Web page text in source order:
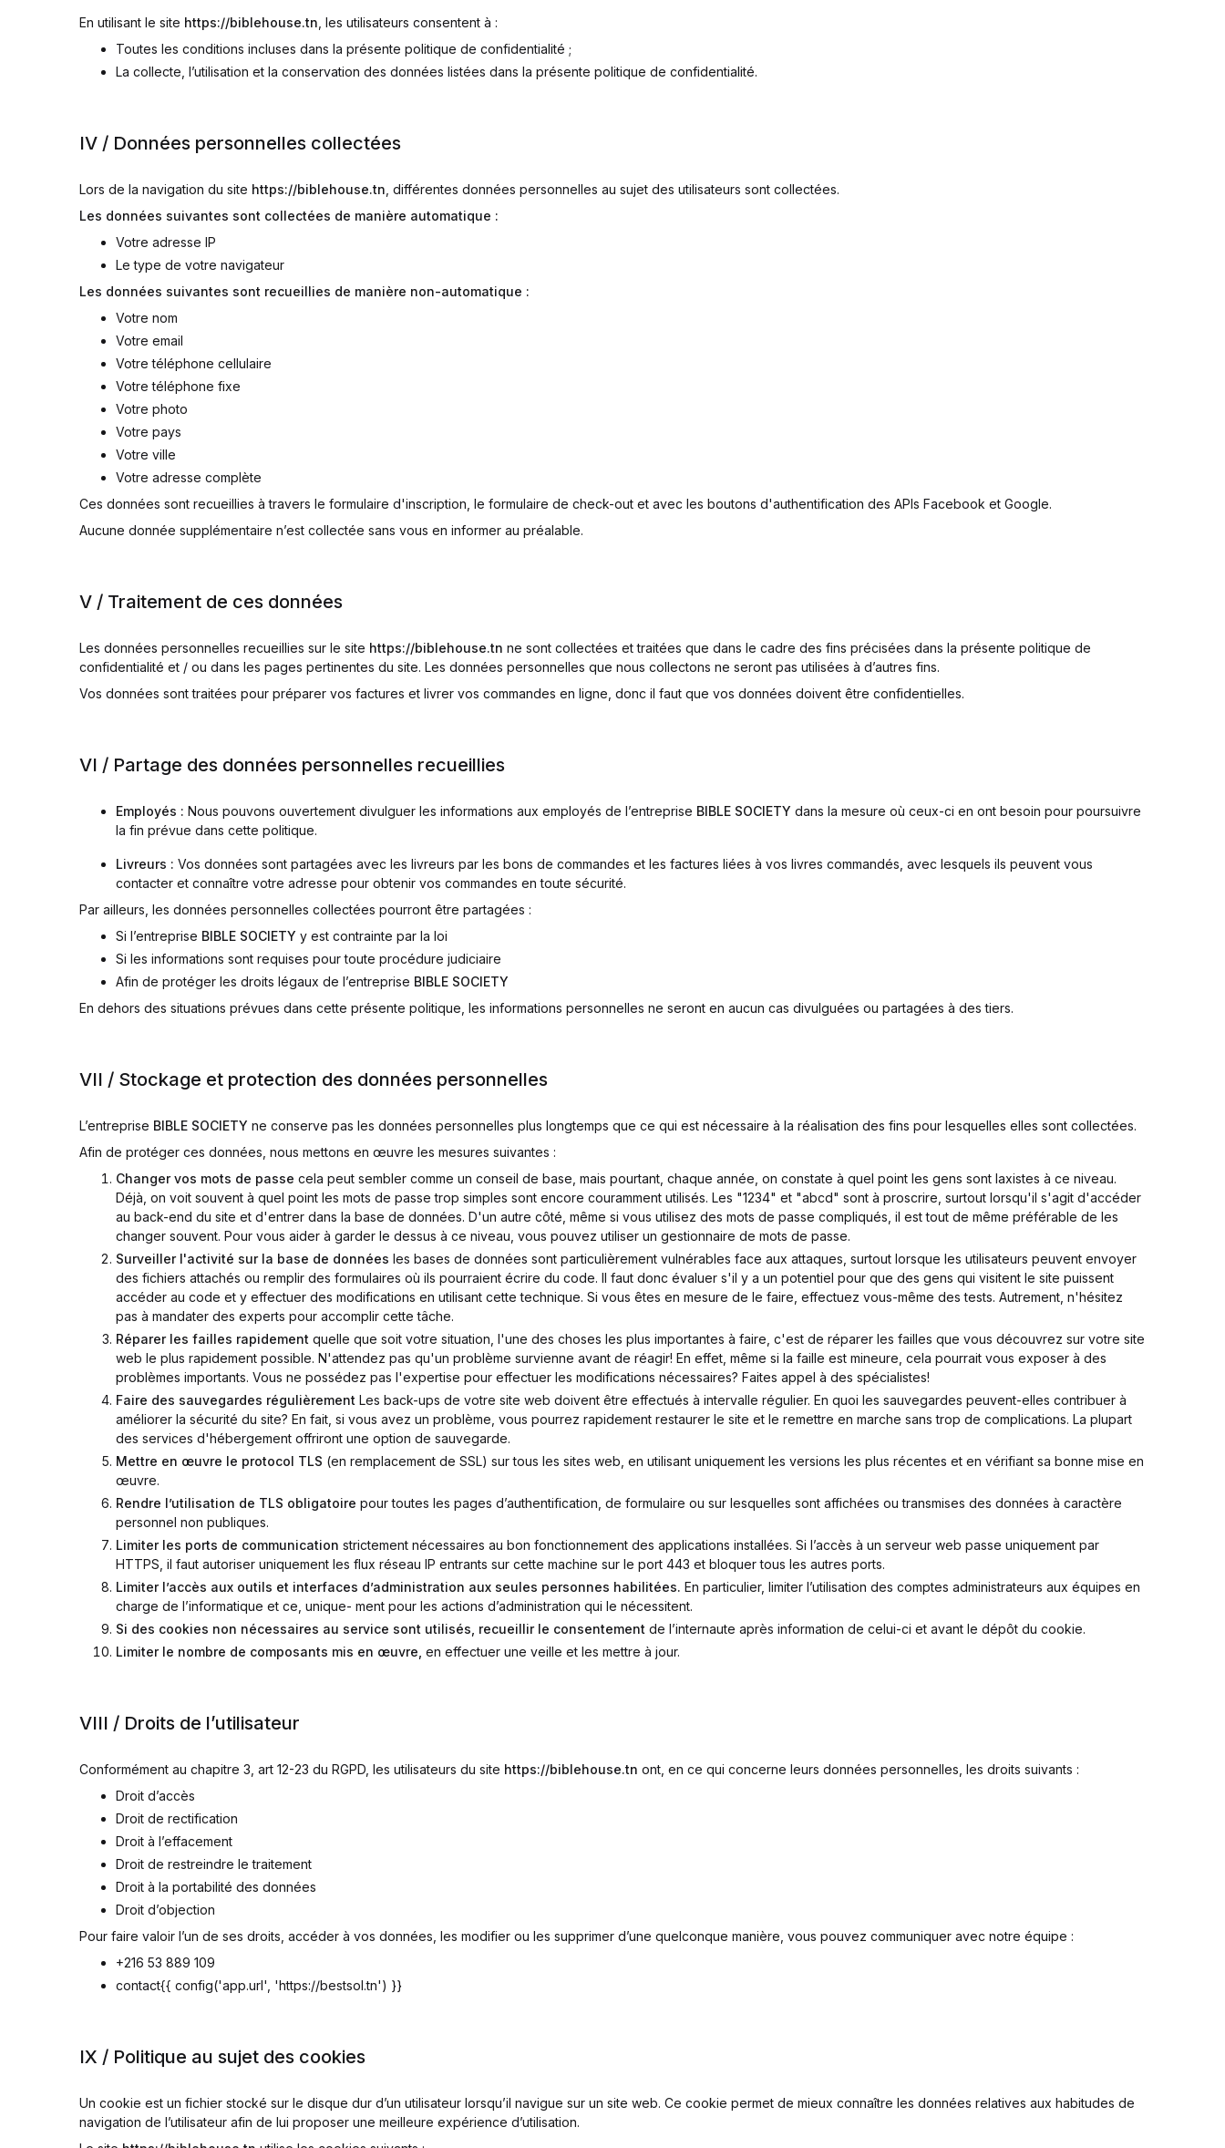
En utilisant le site https://biblehouse.tn , les utilisateurs consentent à :
Toutes les conditions incluses dans la présente politique de confidentialité ;
La collecte, l’utilisation et la conservation des données listées dans la présente politique de confidentialité.
IV / Données personnelles collectées
Lors de la navigation du site https://biblehouse.tn , différentes données personnelles au sujet des utilisateurs sont collectées.
Les données suivantes sont collectées de manière automatique :
Votre adresse IP
Le type de votre navigateur
Les données suivantes sont recueillies de manière non-automatique :
Votre nom
Votre email
Votre téléphone cellulaire
Votre téléphone fixe
Votre photo
Votre pays
Votre ville
Votre adresse complète
Ces données sont recueillies à travers le formulaire d'inscription, le formulaire de check-out et avec les boutons d'authentification des APIs Facebook et Google.
Aucune donnée supplémentaire n’est collectée sans vous en informer au préalable.
V / Traitement de ces données
Les données personnelles recueillies sur le site https://biblehouse.tn ne sont collectées et traitées que dans le cadre des fins précisées dans la présente politique de
confidentialité et / ou dans les pages pertinentes du site. Les données personnelles que nous collectons ne seront pas utilisées à d’autres fins.
Vos données sont traitées pour préparer vos factures et livrer vos commandes en ligne, donc il faut que vos données doivent être confidentielles.
VI / Partage des données personnelles recueillies
Employés : Nous pouvons ouvertement divulguer les informations aux employés de l’entreprise BIBLE SOCIETY dans la mesure où ceux-ci en ont besoin pour poursuivre
la fin prévue dans cette politique.
Livreurs : Vos données sont partagées avec les livreurs par les bons de commandes et les factures liées à vos livres commandés, avec lesquels ils peuvent vous
contacter et connaître votre adresse pour obtenir vos commandes en toute sécurité.
Par ailleurs, les données personnelles collectées pourront être partagées :
Si l’entreprise BIBLE SOCIETY y est contrainte par la loi
Si les informations sont requises pour toute procédure judiciaire
Afin de protéger les droits légaux de l’entreprise BIBLE SOCIETY
En dehors des situations prévues dans cette présente politique, les informations personnelles ne seront en aucun cas divulguées ou partagées à des tiers.
VII / Stockage et protection des données personnelles
L’entreprise BIBLE SOCIETY ne conserve pas les données personnelles plus longtemps que ce qui est nécessaire à la réalisation des fins pour lesquelles elles sont collectées.
Afin de protéger ces données, nous mettons en œuvre les mesures suivantes :
Changer vos mots de passe cela peut sembler comme un conseil de base, mais pourtant, chaque année, on constate à quel point les gens sont laxistes à ce niveau.
Déjà, on voit souvent à quel point les mots de passe trop simples sont encore couramment utilisés. Les "1234" et "abcd" sont à proscrire, surtout lorsqu'il s'agit d'accéder
au back-end du site et d'entrer dans la base de données. D'un autre côté, même si vous utilisez des mots de passe compliqués, il est tout de même préférable de les
changer souvent. Pour vous aider à garder le dessus à ce niveau, vous pouvez utiliser un gestionnaire de mots de passe.
Surveiller l'activité sur la base de données les bases de données sont particulièrement vulnérables face aux attaques, surtout lorsque les utilisateurs peuvent envoyer
des fichiers attachés ou remplir des formulaires où ils pourraient écrire du code. Il faut donc évaluer s'il y a un potentiel pour que des gens qui visitent le site puissent
accéder au code et y effectuer des modifications en utilisant cette technique. Si vous êtes en mesure de le faire, effectuez vous-même des tests. Autrement, n'hésitez
pas à mandater des experts pour accomplir cette tâche.
Réparer les failles rapidement quelle que soit votre situation, l'une des choses les plus importantes à faire, c'est de réparer les failles que vous découvrez sur votre site
web le plus rapidement possible. N'attendez pas qu'un problème survienne avant de réagir! En effet, même si la faille est mineure, cela pourrait vous exposer à des
problèmes importants. Vous ne possédez pas l'expertise pour effectuer les modifications nécessaires? Faites appel à des spécialistes!
Faire des sauvegardes régulièrement Les back-ups de votre site web doivent être effectués à intervalle régulier. En quoi les sauvegardes peuvent-elles contribuer à
améliorer la sécurité du site? En fait, si vous avez un problème, vous pourrez rapidement restaurer le site et le remettre en marche sans trop de complications. La plupart
des services d'hébergement offriront une option de sauvegarde.
Mettre en œuvre le protocol TLS (en remplacement de SSL) sur tous les sites web, en utilisant uniquement les versions les plus récentes et en vérifiant sa bonne mise en
œuvre.
Rendre l’utilisation de TLS obligatoire pour toutes les pages d’authentification, de formulaire ou sur lesquelles sont affichées ou transmises des données à caractère
personnel non publiques.
Limiter les ports de communication strictement nécessaires au bon fonctionnement des applications installées. Si l’accès à un serveur web passe uniquement par
HTTPS, il faut autoriser uniquement les flux réseau IP entrants sur cette machine sur le port 443 et bloquer tous les autres ports.
Limiter l’accès aux outils et interfaces d’administration aux seules personnes habilitées. En particulier, limiter l’utilisation des comptes administrateurs aux équipes en
charge de l’informatique et ce, unique- ment pour les actions d’administration qui le nécessitent.
Si des cookies non nécessaires au service sont utilisés, recueillir le consentement de l’internaute après information de celui-ci et avant le dépôt du cookie.
Limiter le nombre de composants mis en œuvre, en effectuer une veille et les mettre à jour.
VIII / Droits de l’utilisateur
Conformément au chapitre 3, art 12-23 du RGPD, les utilisateurs du site https://biblehouse.tn ont, en ce qui concerne leurs données personnelles, les droits suivants :
Droit d’accès
Droit de rectification
Droit à l’effacement
Droit de restreindre le traitement
Droit à la portabilité des données
Droit d’objection
Pour faire valoir l’un de ses droits, accéder à vos données, les modifier ou les supprimer d’une quelconque manière, vous pouvez communiquer avec notre équipe :
+216 53 889 109
contact{{ config('app.url', 'https://bestsol.tn') }}
IX / Politique au sujet des cookies
Un cookie est un fichier stocké sur le disque dur d’un utilisateur lorsqu’il navigue sur un site web. Ce cookie permet de mieux connaître les données relatives aux habitudes de
navigation de l’utilisateur afin de lui proposer une meilleure expérience d’utilisation.